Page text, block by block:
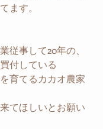
ます。
従事して20年の、
付している
育てるカカオ農家
てほしいとお願い